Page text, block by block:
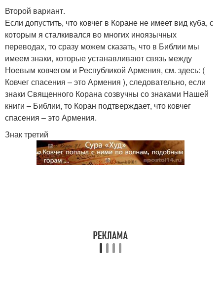
Второй вариант.
Если допустить, что ковчег в Коране не имеет вид куба, с
которым я сталкивался во многих иноязычных
переводах, то сразу можем сказать, что в Библии мы
имеем знаки, которые устанавливают связь между
Ноевым ковчегом и Республикой Армения, см. здесь: (
Ковчег спасения – это Армения ), следовательно, если
знаки Священного Корана созвучны со знаками Нашей
книги – Библии, то Коран подтверждает, что ковчег
спасения – это Армения.
Знак третий